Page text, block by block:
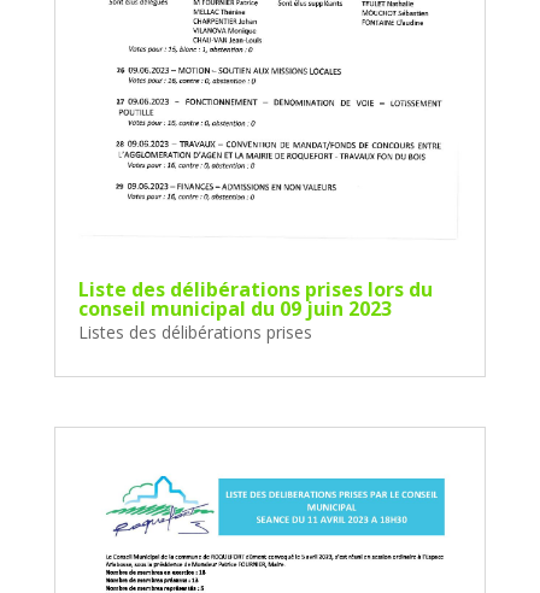
Liste des délibérations prises lors du
conseil municipal du 09 juin 2023
Listes des délibérations prises